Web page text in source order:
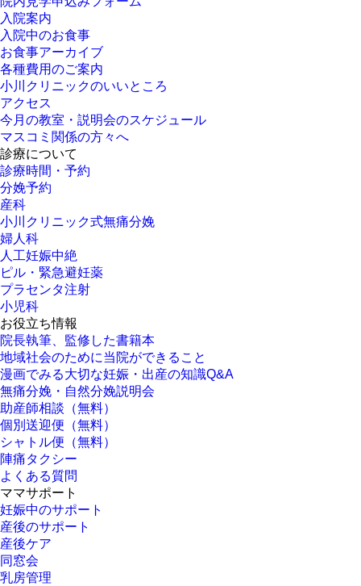
入院案内
入院中のお食事
お食事アーカイブ
各種費用のご案内
小川クリニックのいいところ
アクセス
今月の教室・説明会のスケジュール
マスコミ関係の方々へ
診療について
診療時間・予約
分娩予約
産科
小川クリニック式無痛分娩
婦人科
人工妊娠中絶
ピル・緊急避妊薬
プラセンタ注射
小児科
お役立ち情報
院長執筆、監修した書籍本
地域社会のために当院ができること
漫画でみる大切な妊娠・出産の知識Q&A
無痛分娩・自然分娩説明会
助産師相談（無料）
個別送迎便（無料）
シャトル便（無料）
陣痛タクシー
よくある質問
ママサポート
妊娠中のサポート
産後のサポート
産後ケア
同窓会
乳房管理